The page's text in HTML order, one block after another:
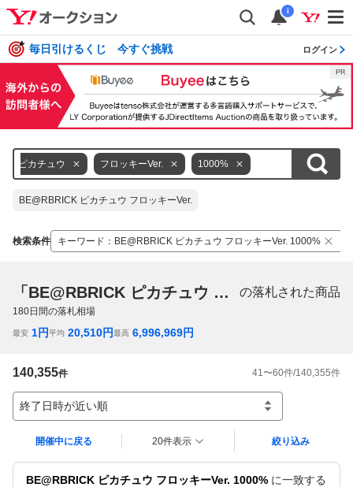
i
毎日引けるくじ 今すぐ挑戦 ログイン
ピカチュウ フロッキーVer. 1000%
BE@RBRICK ピカチュウ フロッキーVer.
検索条件 キーワード ： BE@RBRICK ピカチュウ フロッキーVer. 1000%
「BE@RBRICK ピカチュウ フロッキーVer. 1000%」 の落札された商品
180日間の落札相場
最安 1円平均 20,510円最高 6,996,969円
140,355件 41 〜60件/140,355件
終了日時が近い順
開催中に戻る 20件表示 絞り込み
BE@RBRICK ピカチュウ フロッキーVer. 1000% に一致する